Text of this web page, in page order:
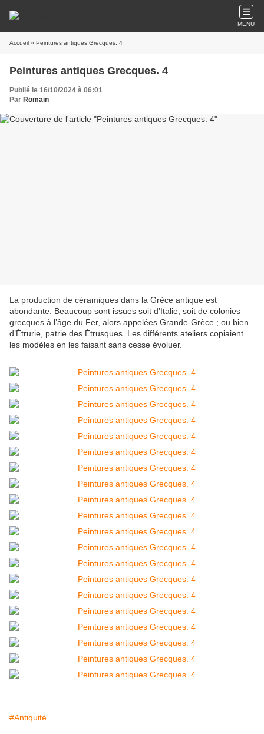
MENU
Accueil » Peintures antiques Grecques. 4
Peintures antiques Grecques. 4
Publié le 16/10/2024 à 06:01
Par Romain
La production de céramiques dans la Grèce antique est
abondante. Beaucoup sont issues soit d’Italie, soit de colonies
grecques à l’âge du Fer, alors appelées Grande-Grèce ; ou bien
d’Étrurie, patrie des Étrusques. Les différents ateliers copiaient
les modèles en les faisant sans cesse évoluer.
#Antiquité